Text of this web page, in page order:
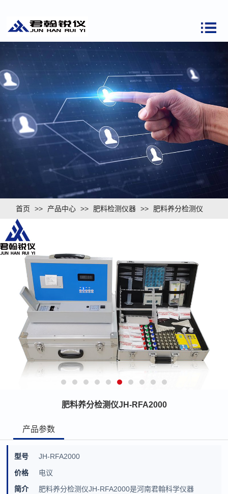
首页 >> 产品中心 >> 肥料检测仪器 >> 肥料养分检测仪
肥料养分检测仪JH-RFA2000
产品参数
型号
JH-RFA2000
价格
电议
简介
肥料养分检测仪JH-RFA2000是河南君翰科学仪器